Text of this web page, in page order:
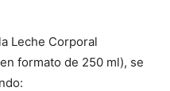
Leche Corporal
formato de 250 ml), se